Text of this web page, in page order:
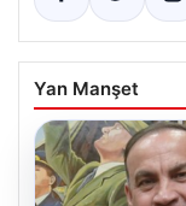
Yan Manşet